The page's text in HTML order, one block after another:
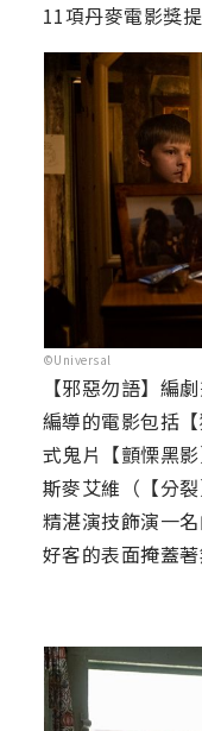
11項丹麥電影獎
©Universal
【邪惡勿語】編
編導的電影包括
式鬼片【顫慄黑
斯麥艾維（【分
精湛演技飾演一
好客的表面掩蓋